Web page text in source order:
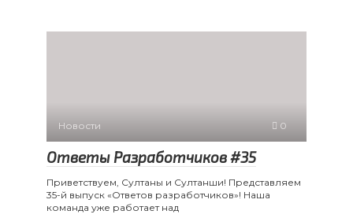
Новости 0
Ответы Разработчиков #35
Приветствуем, Султаны и Султанши! Представляем
35-й выпуск «Ответов разработчиков»! Наша
команда уже работает над